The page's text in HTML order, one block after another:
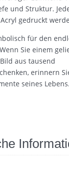
und Struktur.
gedruckt
für den
Sie einem
aus tausend
erinnern
seines Lebens.